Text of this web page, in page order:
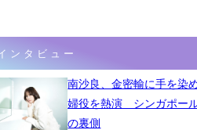
ンタビュー
南沙良、金密輸に手を染
婦役を熱演 シンガポー
の裏側